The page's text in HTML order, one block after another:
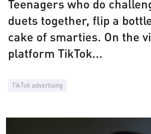
TikTok advertising
Teenagers who do
duets together, flip a
cake of smarties. On the
platform TikTok